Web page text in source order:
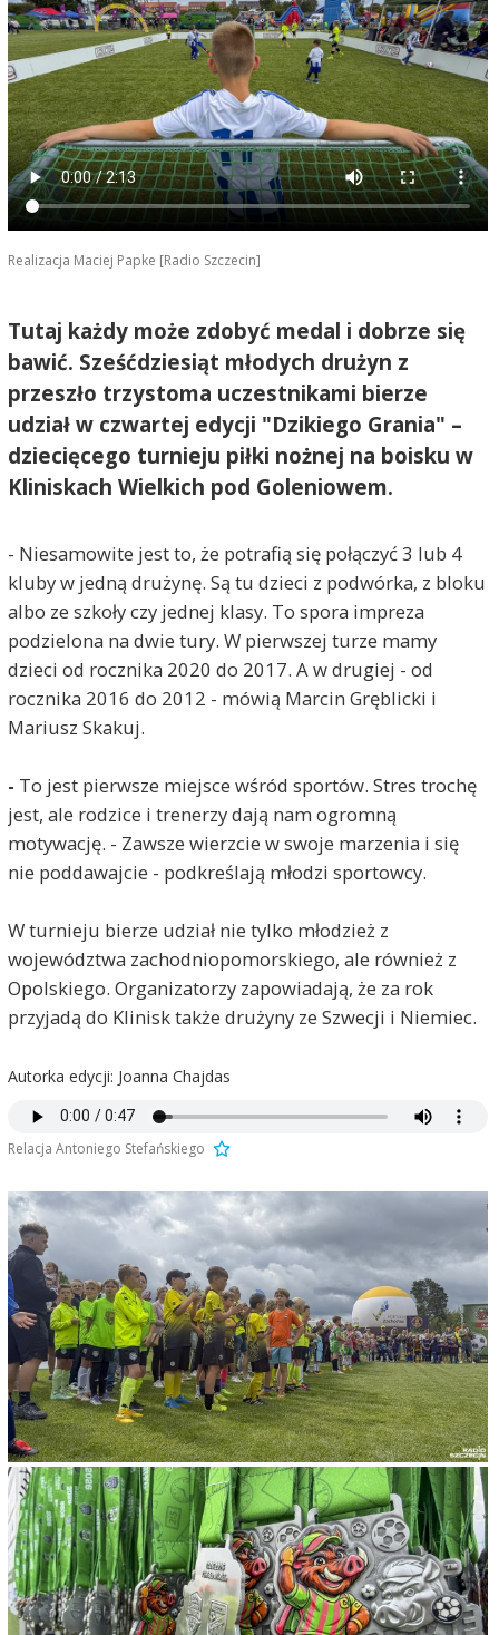
Realizacja Maciej Papke [Radio Szczecin]
Tutaj każdy może zdobyć medal i dobrze się
bawić. Sześćdziesiąt młodych drużyn z
przeszło trzystoma uczestnikami bierze
udział w czwartej edycji "Dzikiego Grania" –
dziecięcego turnieju piłki nożnej na boisku w
Kliniskach Wielkich pod Goleniowem.
- Niesamowite jest to, że potrafią się połączyć 3 lub 4
kluby w jedną drużynę. Są tu dzieci z podwórka, z bloku
albo ze szkoły czy jednej klasy. To spora impreza
podzielona na dwie tury. W pierwszej turze mamy
dzieci od rocznika 2020 do 2017. A w drugiej - od
rocznika 2016 do 2012 - mówią Marcin Gręblicki i
Mariusz Skakuj.
- To jest pierwsze miejsce wśród sportów. Stres trochę
jest, ale rodzice i trenerzy dają nam ogromną
motywację. - Zawsze wierzcie w swoje marzenia i się
nie poddawajcie - podkreślają młodzi sportowcy.
W turnieju bierze udział nie tylko młodzież z
województwa zachodniopomorskiego, ale również z
Opolskiego. Organizatorzy zapowiadają, że za rok
przyjadą do Klinisk także drużyny ze Szwecji i Niemiec.
Autorka edycji: Joanna Chajdas
Relacja Antoniego Stefańskiego